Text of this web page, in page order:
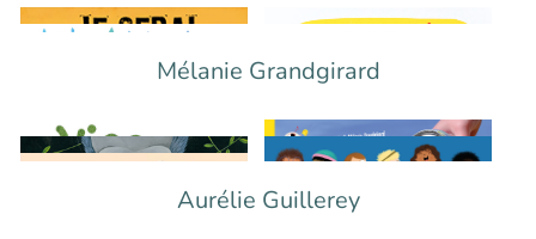
Mélanie Grandgirard
Aurélie Guillerey